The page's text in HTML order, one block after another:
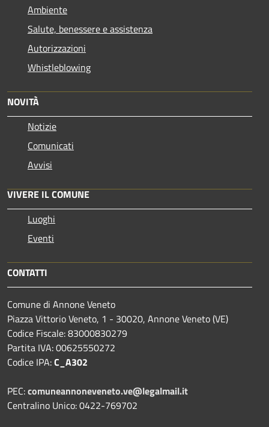
Ambiente
Salute, benessere e assistenza
Autorizzazioni
Whistleblowing
NOVITÀ
Notizie
Comunicati
Avvisi
VIVERE IL COMUNE
Luoghi
Eventi
CONTATTI
Comune di Annone Veneto
Piazza Vittorio Veneto, 1 - 30020, Annone Veneto (VE)
Codice Fiscale: 83000830279
Partita IVA: 00625550272
Codice IPA:C_A302
PEC:comuneannoneveneto.ve@legalmail.it
Centralino Unico: 0422-769702